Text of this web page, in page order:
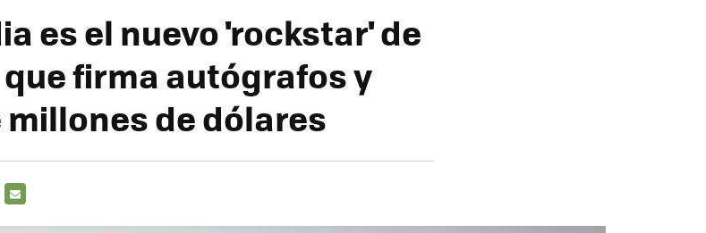
es el nuevo 'rockstar' de
firma autógrafos y
de dólares